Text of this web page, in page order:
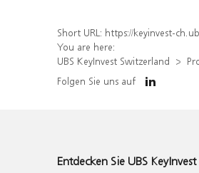
Short URL: https://keyinvest-ch.ubs.com/produkt/detail/
You are here:
UBS KeyInvest Switzerland
Folgen Sie uns auf
Entdecken Sie UBS KeyInvest